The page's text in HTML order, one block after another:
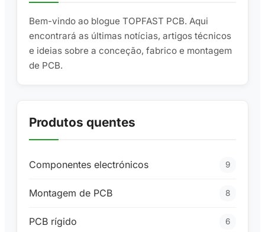
Bem-vindo ao blogue TOPFAST PCB. Aqui
encontrará as últimas notícias, artigos técnicos
e ideias sobre a conceção, fabrico e montagem
de PCB.
Produtos quentes
Componentes electrónicos 9
Montagem de PCB 8
PCB rígido 6